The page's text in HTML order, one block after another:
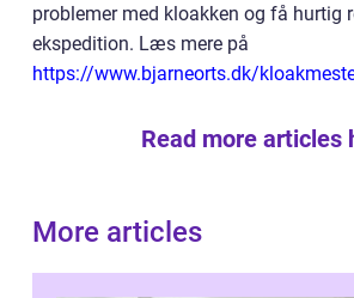
problemer med kloakken og få hurtig
ekspedition. Læs mere på
https://www.bjarneorts.dk/
Read more articles
More articles